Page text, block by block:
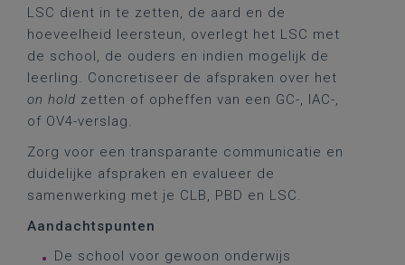
LSC dient in te zetten, de aard en de
hoeveelheid leersteun, overlegt het LSC met
de school, de ouders en indien mogelijk de
leerling. Concretiseer de afspraken over het
on hold zetten of opheffen van een GC-, IAC-,
of OV4-verslag.
Zorg voor een transparante communicatie en
duidelijke afspraken en evalueer de
samenwerking met je CLB, PBD en LSC.
Aandachtspunten
De school voor gewoon onderwijs